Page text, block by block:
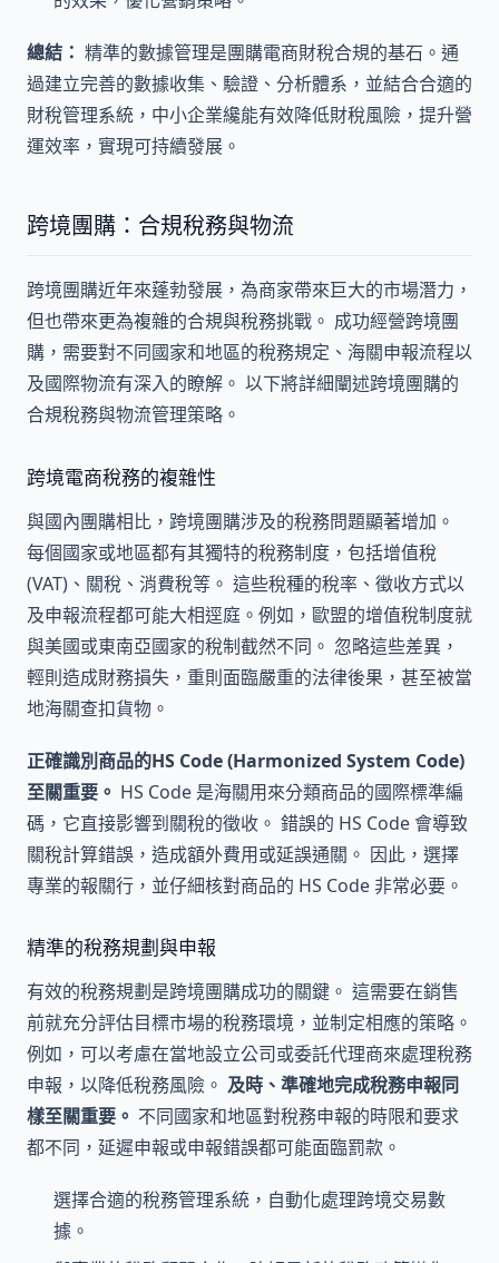
總結： 精準的數據管理是團購電商財稅合規的基石。通
過建立完善的數據收集、驗證、分析體系，並結合合適的
財稅管理系統，中小企業纔能有效降低財稅風險，提升營
運效率，實現可持續發展。
跨境團購：合規稅務與物流
跨境團購近年來蓬勃發展，為商家帶來巨大的市場潛力，
但也帶來更為複雜的合規與稅務挑戰。 成功經營跨境團
購，需要對不同國家和地區的稅務規定、海關申報流程以
及國際物流有深入的瞭解。 以下將詳細闡述跨境團購的
合規稅務與物流管理策略。
跨境電商稅務的複雜性
與國內團購相比，跨境團購涉及的稅務問題顯著增加。
每個國家或地區都有其獨特的稅務制度，包括增值稅
(VAT)、關稅、消費稅等。 這些稅種的稅率、徵收方式以
及申報流程都可能大相逕庭。例如，歐盟的增值稅制度就
與美國或東南亞國家的稅制截然不同。 忽略這些差異，
輕則造成財務損失，重則面臨嚴重的法律後果，甚至被當
地海關查扣貨物。
正確識別商品的HS Code (Harmonized System Code)
至關重要。 HS Code 是海關用來分類商品的國際標準編
碼，它直接影響到關稅的徵收。 錯誤的 HS Code 會導致
關稅計算錯誤，造成額外費用或延誤通關。 因此，選擇
專業的報關行，並仔細核對商品的 HS Code 非常必要。
精準的稅務規劃與申報
有效的稅務規劃是跨境團購成功的關鍵。 這需要在銷售
前就充分評估目標市場的稅務環境，並制定相應的策略。
例如，可以考慮在當地設立公司或委託代理商來處理稅務
申報，以降低稅務風險。 及時、準確地完成稅務申報同
樣至關重要。 不同國家和地區對稅務申報的時限和要求
都不同，延遲申報或申報錯誤都可能面臨罰款。
選擇合適的稅務管理系統，自動化處理跨境交易數
據。